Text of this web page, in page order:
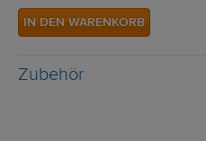
IN DEN WARENKORB
Zubehör